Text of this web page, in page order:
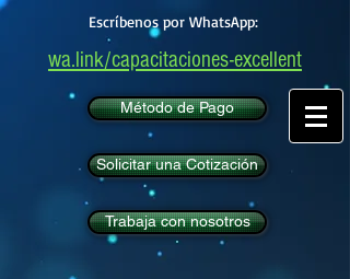
Escríbenos por WhatsApp:
wa.link/capacitaciones-excellent
Método de Pago
Solicitar una Cotización
Trabaja con nosotros